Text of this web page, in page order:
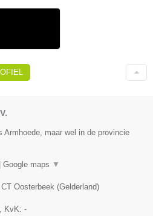
Armhoede, maar wel in de provincie
| Google maps ▼
Oosterbeek (Gelderland)
, KvK: -